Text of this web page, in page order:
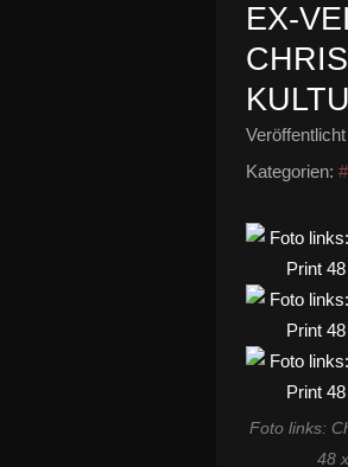
EX-
Kategorien:
Foto links:
48